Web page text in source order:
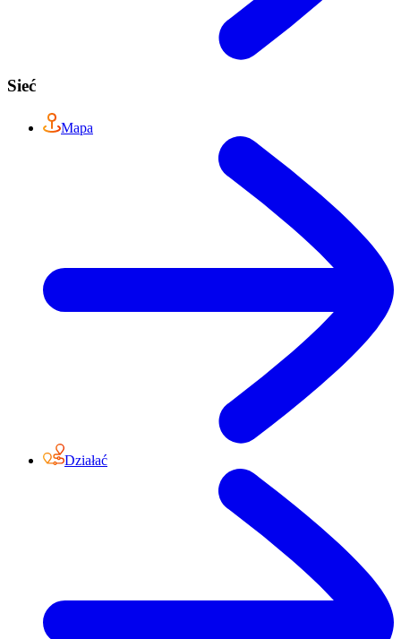
Sieć
Mapa
Działać